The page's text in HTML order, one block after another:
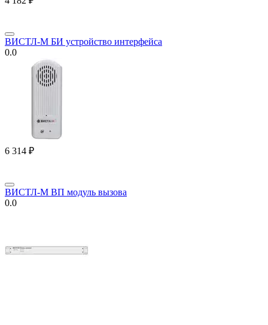
ВИСТЛ-М БИ устройство интерфейса
0.0
6 314 ₽
ВИСТЛ-М ВП модуль вызова
0.0